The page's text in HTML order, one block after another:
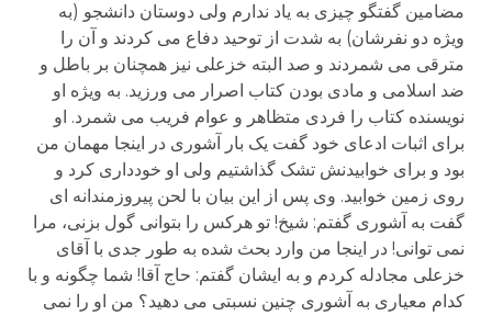
مضامین گفتگو چیزی به یاد ندارم ولی دوستان دانشجو (به
ویژه دو نفرشان) به شدت از توحید دفاع می کردند و آن را
مترقی می شمردند و صد البته خزعلی نیز همچنان بر باطل و
ضد اسلامی و مادی بودن کتاب اصرار می ورزید. به ویژه او
نویسنده کتاب را فردی متظاهر و عوام فریب می شمرد. او
برای اثبات ادعای خود گفت یک بار آشوری در اینجا مهمان من
بود و برای خوابیدنش تشک گذاشتیم ولی او خودداری کرد و
روی زمین خوابید. وی پس از این بیان با لحن پیروزمندانه ای
گفت به آشوری گفتم: شیخ! تو هرکس را بتوانی گول بزنی، مرا
نمی توانی! در اینجا من وارد بحث شده به طور جدی با آقای
خزعلی مجادله کردم و به ایشان گفتم: حاج آقا! شما چگونه و با
کدام معیاری به آشوری چنین نسبتی می دهید؟ من او را نمی